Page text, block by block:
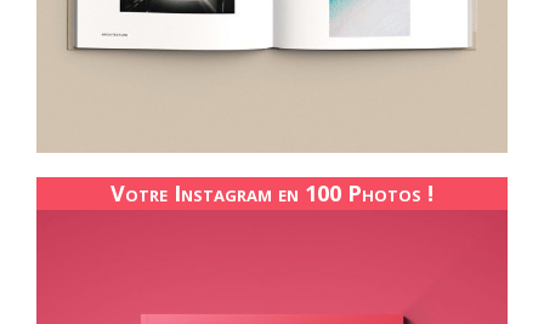
Votre Instagram en 100 Photos !